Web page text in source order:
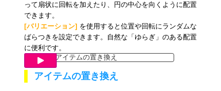
って扇状に回転を加えたり、円の中心を向くように配置
できます。
[バリエーション] を使用すると位置や回転にランダムな
ばらつきを設定できます。自然な「ゆらぎ」のある配置
に便利です。
アイテムの置き換え